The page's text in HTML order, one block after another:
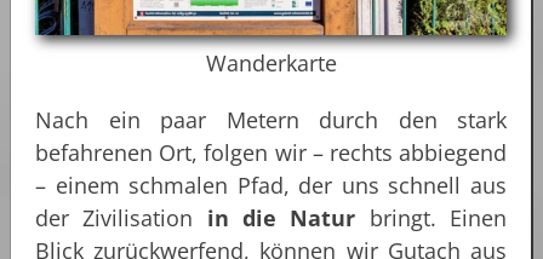
Wanderkarte
Nach ein paar Metern durch den stark
befahrenen Ort, folgen wir – rechts abbiegend
– einem schmalen Pfad, der uns schnell aus
der Zivilisation in die Natur bringt. Einen
Blick zurückwerfend, können wir Gutach aus